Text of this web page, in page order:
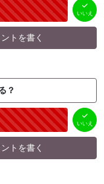
未投票
いいえ
（ 0件）
いいえ
トを書く
？
未投票
いいえ
（ 0件）
いいえ
トを書く